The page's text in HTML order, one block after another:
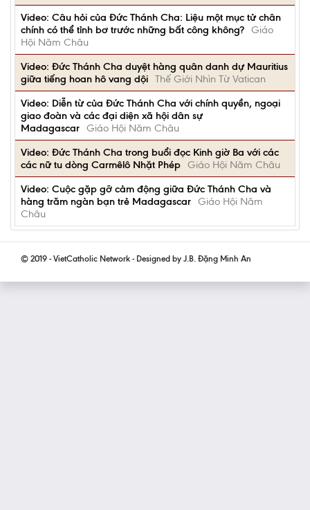
Video: Câu hỏi của Đức Thánh Cha: Liệu một mục tử chân
chính có thể tỉnh bơ trước những bất công không? Giáo
Hội Năm Châu
Video: Đức Thánh Cha duyệt hàng quân danh dự Mauritius
giữa tiếng hoan hô vang dội Thế Giới Nhìn Từ Vatican
Video: Diễn từ của Đức Thánh Cha với chính quyền, ngoại
giao đoàn và các đại diện xã hội dân sự
Madagascar Giáo Hội Năm Châu
Video: Đức Thánh Cha trong buổi đọc Kinh giờ Ba với các
các nữ tu dòng Carmêlô Nhặt Phép Giáo Hội Năm Châu
Video: Cuộc gặp gỡ cảm động giữa Đức Thánh Cha và
hàng trăm ngàn bạn trẻ Madagascar Giáo Hội Năm
Châu
© 2019 - VietCatholic Network - Designed by J.B. Đặng Minh An